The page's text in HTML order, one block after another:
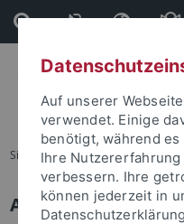
Direkt
zum
Inhalt
Direkt
zur
Fußleiste
Sie sind hier: Startseite
Anmelden
Auf unserer
verwendet. Einige
benötigt, während
Ihre
verbessern. Ihre
können jederzeit in